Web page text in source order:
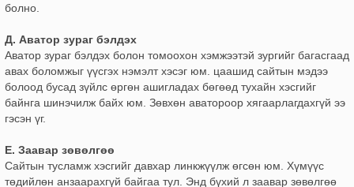
болно.
Д. Аватор зураг бэлдэх
Аватор зураг бэлдэх болон томоохон хэмжээтэй зургийг багасгаад
авах боломжыг үүсгэх нэмэлт хэсэг юм. цаашид сайтын мэдээ
болоод бусад зүйлс өргөн ашигладах бөгөөд тухайн хэсгийг
байнга шинэчилж байх юм. Зөвхөн аватороор хягаарлагдахгүй ээ
гэсэн үг.
Е. Заавар зөвөлгөө
Сайтын тусламж хэсгийг давхар линкжүүлж өгсөн юм. Хүмүүс
төдийлөн анзаарахгүй байгаа тул. Энд бүхий л заавар зөвөлгөө